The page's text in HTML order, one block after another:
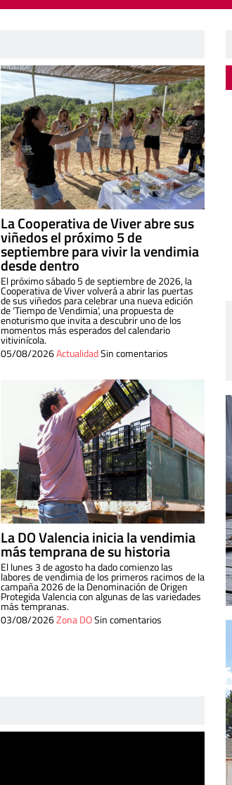
La Cooperativa de Viver abre sus
viñedos el próximo 5 de
septiembre para vivir la vendimia
desde dentro
El próximo sábado 5 de septiembre de 2026, la
Cooperativa de Viver volverá a abrir las puertas
de sus viñedos para celebrar una nueva edición
de ‘Tiempo de Vendimia’, una propuesta de
enoturismo que invita a descubrir uno de los
momentos más esperados del calendario
vitivinícola.
05/08/2026ActualidadSin comentarios
La DO Valencia inicia la vendimia
más temprana de su historia
El lunes 3 de agosto ha dado comienzo las
labores de vendimia de los primeros racimos de la
campaña 2026 de la Denominación de Origen
Protegida Valencia con algunas de las variedades
más tempranas.
03/08/2026Zona DOSin comentarios